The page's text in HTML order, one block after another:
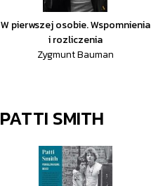
W pierwszej osobie. Wspomnienia
i rozliczenia
Zygmunt Bauman
PATTI SMITH